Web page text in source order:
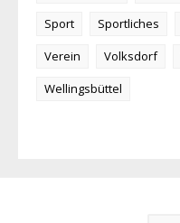
Sport
Sportliches
Verein
Volksdorf
Wellingsbüttel